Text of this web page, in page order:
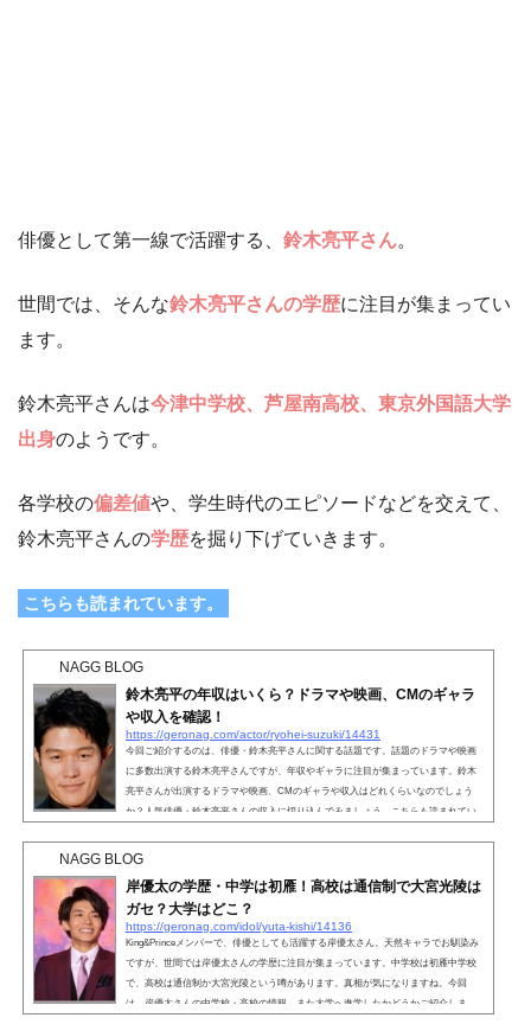
俳優として第一線で活躍する、 鈴木亮平さん。
世間では、そんな鈴木亮平さんの学歴に注目が集まってい
ます。
鈴木亮平さんは今津中学校、芦屋南高校、東京外国語大学
出身のようです。
各学校の偏差値や、学生時代のエピソードなどを交えて、
鈴木亮平さんの学歴を掘り下げていきます。
こちらも読まれています。
NAGG BLOG
鈴木亮平の年収はいくら？ドラマや映画、CMのギャラ
や収入を確認！
https://geronag.com/actor/ryohei-suzuki/14431
今回ご紹介するのは、俳優・鈴木亮平さんに関する話題です。話題のドラマや映画
に多数出演する鈴木亮平さんですが、年収やギャラに注目が集まっています。鈴木
亮平さんが出演するドラマや映画、CMのギャラや収入はどれくらいなのでしょう
か？人気俳優・鈴木亮平さんの収入に切り込んでみましょう。こちらも読まれてい
NAGG BLOG
岸優太の学歴・中学は初雁！高校は通信制で大宮光陵は
ガセ？大学はどこ？
https://geronag.com/idol/yuta-kishi/14136
King&Princeメンバーで、俳優としても活躍する岸優太さん。天然キャラでお馴染み
ですが、世間では岸優太さんの学歴に注目が集まっています。中学校は初雁中学校
で、高校は通信制か大宮光陵という噂があります。真相が気になりますね。今回
は、岸優太さんの中学校・高校の情報、また大学へ進学したかどうかご紹介しま